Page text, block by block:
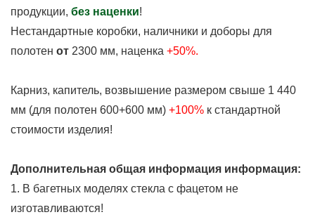
продукции, без наценки!
Нестандартные коробки, наличники и доборы для
полотен от 2300 мм, наценка +50%.
Карниз, капитель, возвышение размером свыше 1 440
мм (для полотен 600+600 мм) +100% к стандартной
стоимости изделия!
Дополнительная общая информация информация:
1. В багетных моделях стекла с фацетом не
изготавливаются!